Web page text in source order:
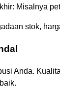
Misalnya
stok,
Anda.